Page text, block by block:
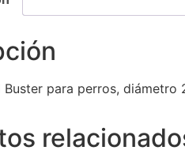
para perros, diámetro